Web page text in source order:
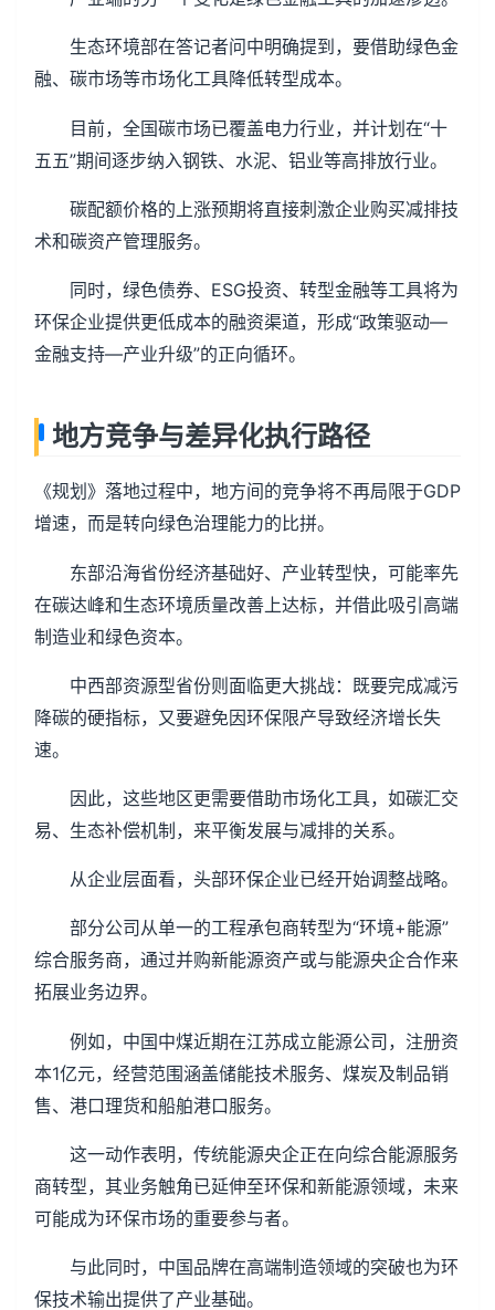
生态环境部在答记者问中明确提到，要借助绿色金
融、碳市场等市场化工具降低转型成本。
目前，全国碳市场已覆盖电力行业，并计划在“十
五五”期间逐步纳入钢铁、水泥、铝业等高排放行业。
碳配额价格的上涨预期将直接刺激企业购买减排技
术和碳资产管理服务。
同时，绿色债券、ESG投资、转型金融等工具将为
环保企业提供更低成本的融资渠道，形成“政策驱动—
金融支持—产业升级”的正向循环。
地方竞争与差异化执行路径
《规划》落地过程中，地方间的竞争将不再局限于GDP
增速，而是转向绿色治理能力的比拼。
东部沿海省份经济基础好、产业转型快，可能率先
在碳达峰和生态环境质量改善上达标，并借此吸引高端
制造业和绿色资本。
中西部资源型省份则面临更大挑战：既要完成减污
降碳的硬指标，又要避免因环保限产导致经济增长失
速。
因此，这些地区更需要借助市场化工具，如碳汇交
易、生态补偿机制，来平衡发展与减排的关系。
从企业层面看，头部环保企业已经开始调整战略。
部分公司从单一的工程承包商转型为“环境+能源”
综合服务商，通过并购新能源资产或与能源央企合作来
拓展业务边界。
例如，中国中煤近期在江苏成立能源公司，注册资
本1亿元，经营范围涵盖储能技术服务、煤炭及制品销
售、港口理货和船舶港口服务。
这一动作表明，传统能源央企正在向综合能源服务
商转型，其业务触角已延伸至环保和新能源领域，未来
可能成为环保市场的重要参与者。
与此同时，中国品牌在高端制造领域的突破也为环
保技术输出提供了产业基础。